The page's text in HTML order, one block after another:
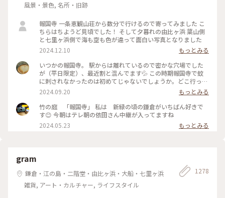
風景・景色, 名所・旧跡
報国寺 一条恵観山荘から数分で行けるので寄ってみました こ
ちらはちようど見頃でした！ そして夕暮れの由比ヶ浜 葉山側
と七里ヶ浜側で海も空も色が違って面白い写真となりました
2024.12.10
もっとみる
いつかの報国寺。 駅からは離れているので密かな穴場でした
が（平日限定）、最近割と混んでます💦 この時期報国寺で蚊
に刺されなかったのは初めてじゃないでしょうか。どこ行っ
た〜🦟 #ことりっぷ旅2024 #鎌倉
2024.09.20
もっとみる
竹の庭 「報国寺」 私は 新緑の頃の鎌倉がいちばん好きで
す😊 今朝はテレ朝の依田さん中継が入ってますね
2024.05.23
もっとみる
gram
鎌倉・江の島・二階堂・由比ヶ浜・大船・七里ヶ浜
雑貨, アート・カルチャー, ライフスタイル
1278